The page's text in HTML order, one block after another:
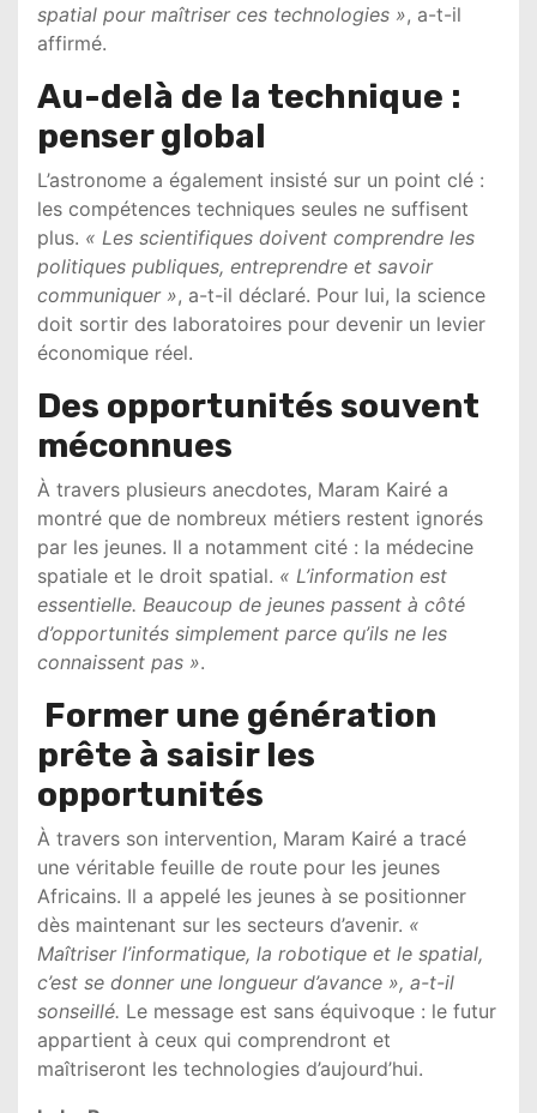
spatial pour maîtriser ces technologies », a-t-il
affirmé.
Au-delà de la technique :
penser global
L’astronome a également insisté sur un point clé :
les compétences techniques seules ne suffisent
plus. « Les scientifiques doivent comprendre les
politiques publiques, entreprendre et savoir
communiquer », a-t-il déclaré. Pour lui, la science
doit sortir des laboratoires pour devenir un levier
économique réel.
Des opportunités souvent
méconnues
À travers plusieurs anecdotes, Maram Kairé a
montré que de nombreux métiers restent ignorés
par les jeunes. Il a notamment cité : la médecine
spatiale et le droit spatial. « L’information est
essentielle. Beaucoup de jeunes passent à côté
d’opportunités simplement parce qu’ils ne les
connaissent pas ».
Former une génération
prête à saisir les
opportunités
À travers son intervention, Maram Kairé a tracé
une véritable feuille de route pour les jeunes
Africains. Il a appelé les jeunes à se positionner
dès maintenant sur les secteurs d’avenir. «
Maîtriser l’informatique, la robotique et le spatial,
c’est se donner une longueur d’avance », a-t-il
sonseillé. Le message est sans équivoque : le futur
appartient à ceux qui comprendront et
maîtriseront les technologies d’aujourd’hui.